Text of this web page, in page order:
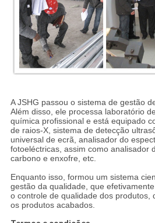
A JSHG passou o sistema de gestão
Além disso, ele processa laboratório
química profissional e está equipado
de raios-X, sistema de detecção
universal de ecrã, analisador do
fotoeléctricas, assim como analisador
carbono e enxofre, etc.
Enquanto isso, formou um sistema
gestão da qualidade, que
o controle de qualidade dos produtos,
os produtos acabados.